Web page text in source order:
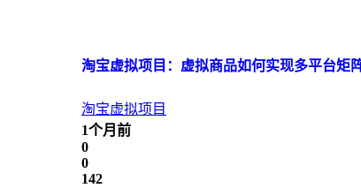
淘宝虚拟项目：虚拟商品如何实现多平台矩
淘宝虚拟项目
1个月前
0
0
142